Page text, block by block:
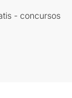
- concursos